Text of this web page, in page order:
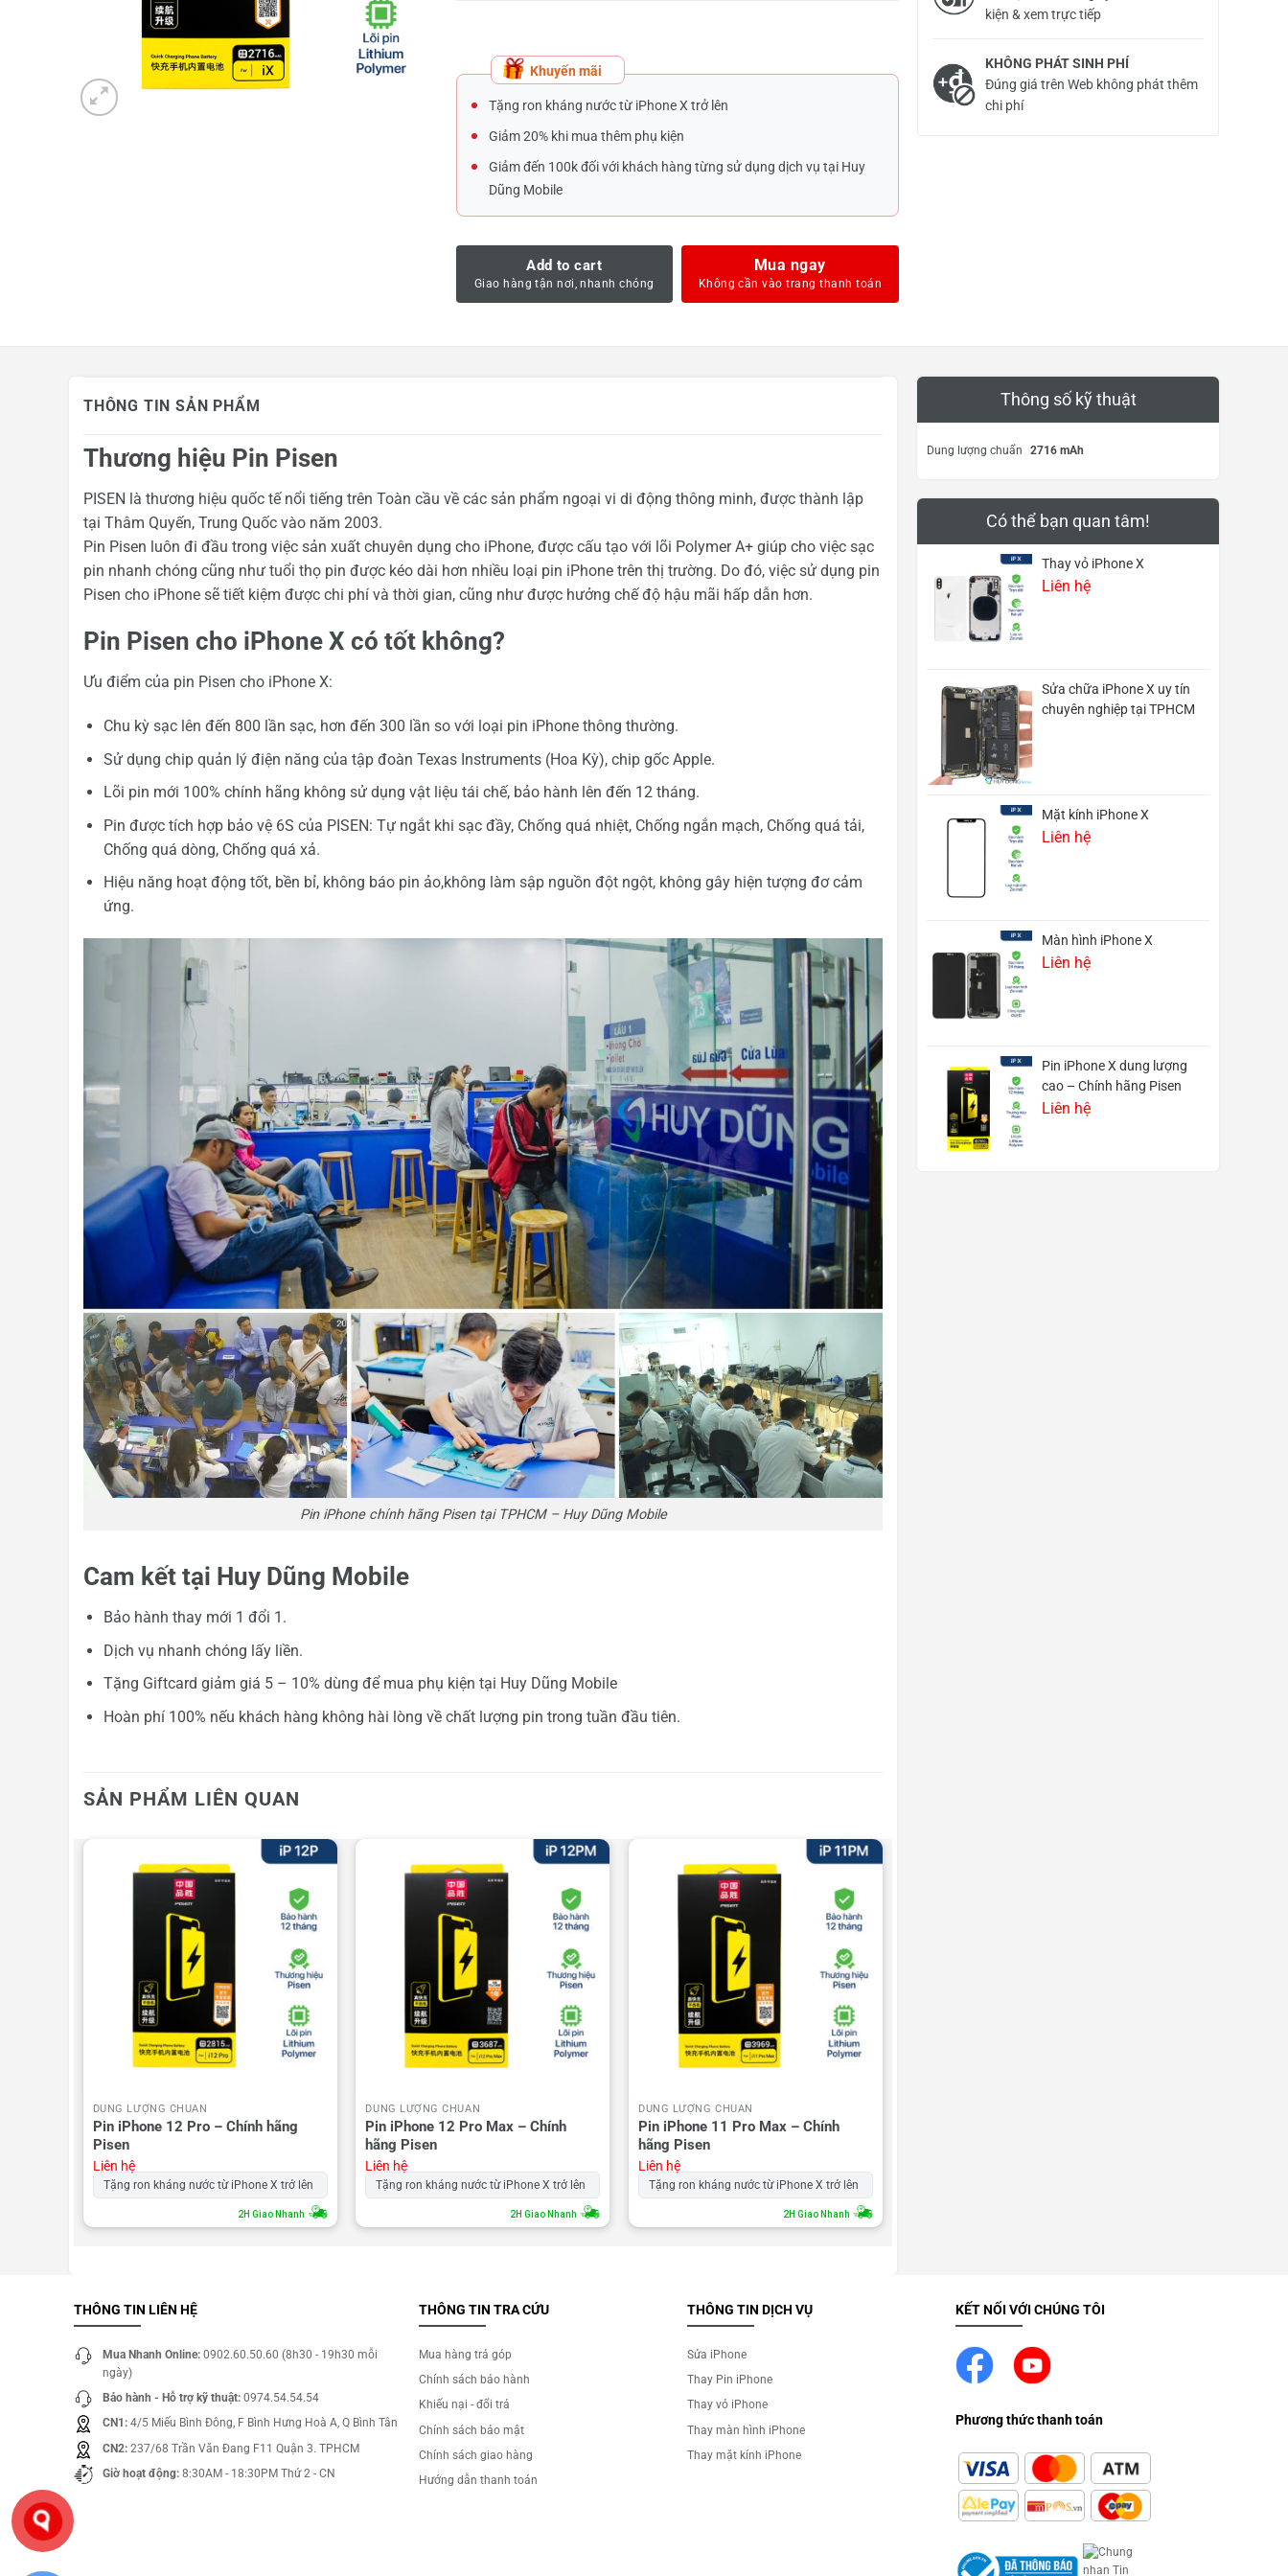
Mua hàng trả góp
Khuyến mãi
Add to cart Mua ngay
Khuyến mãi
Tặng ron kháng nước từ iPhone X trở lên
Giảm 20% khi mua thêm phụ kiện
Giảm đến 100k đối với khách hàng từng sử dụng dịch vụ tại Huy
Dũng Mobile
kiện & xem trực tiếp
KHÔNG PHÁT SINH PHÍ
Đúng giá trên Web không phát thêm
chi phí
THÔNG TIN SẢN PHẨM
Thương hiệu Pin Pisen
PISEN là thương hiệu quốc tế nổi tiếng trên Toàn cầu về các sản phẩm ngoại vi di động thông minh, được thành lập
tại Thâm Quyến, Trung Quốc vào năm 2003.
Pin Pisen luôn đi đầu trong việc sản xuất chuyên dụng cho iPhone, được cấu tạo với lõi Polymer A+ giúp cho việc sạc
pin nhanh chóng cũng như tuổi thọ pin được kéo dài hơn nhiều loại pin iPhone trên thị trường. Do đó, việc sử dụng pin
Pisen cho iPhone sẽ tiết kiệm được chi phí và thời gian, cũng như được hưởng chế độ hậu mãi hấp dẫn hơn.
Pin Pisen cho iPhone X có tốt không?
Ưu điểm của pin Pisen cho iPhone X:
Chu kỳ sạc lên đến 800 lần sạc, hơn đến 300 lần so với loại pin iPhone thông thường.
Sử dụng chip quản lý điện năng của tập đoàn Texas Instruments (Hoa Kỳ), chip gốc Apple.
Lõi pin mới 100% chính hãng không sử dụng vật liệu tái chế, bảo hành lên đến 12 tháng.
Pin được tích hợp bảo vệ 6S của PISEN: Tự ngắt khi sạc đầy, Chống quá nhiệt, Chống ngắn mạch, Chống quá tải,
Chống quá dòng, Chống quá xả.
Hiệu năng hoạt động tốt, bền bỉ, không báo pin ảo,không làm sập nguồn đột ngột, không gây hiện tượng đơ cảm
ứng.
Pin iPhone chính hãng Pisen tại TPHCM – Huy Dũng Mobile
Cam kết tại Huy Dũng Mobile
Bảo hành thay mới 1 đổi 1.
Dịch vụ nhanh chóng lấy liền.
Tặng Giftcard giảm giá 5 – 10% dùng để mua phụ kiện tại Huy Dũng Mobile
Hoàn phí 100% nếu khách hàng không hài lòng về chất lượng pin trong tuần đầu tiên.
SẢN PHẨM LIÊN QUAN
DUNG LƯỢNG CHUẨN
Pin iPhone 12 Pro – Chính hãng
Pisen
Liên hệ
Tặng ron kháng nước từ iPhone X trở lên
2H Giao Nhanh
DUNG LƯỢNG CHUẨN
Pin iPhone 12 Pro Max – Chính
hãng Pisen
Liên hệ
Tặng ron kháng nước từ iPhone X trở lên
2H Giao Nhanh
DUNG LƯỢNG CHUẨN
Pin iPhone 11 Pro Max – Chính
hãng Pisen
Liên hệ
Tặng ron kháng nước từ iPhone X trở lên
2H Giao Nhanh
Thông số kỹ thuật
Dung lượng chuẩn 2716 mAh
Có thể bạn quan tâm!
Thay vỏ iPhone X
Liên hệ
Sửa chữa iPhone X uy tín
chuyên nghiệp tại TPHCM
Mặt kính iPhone X
Liên hệ
Màn hình iPhone X
Liên hệ
Pin iPhone X dung lượng
cao – Chính hãng Pisen
Liên hệ
THÔNG TIN LIÊN HỆ
Mua Nhanh Online: 0902.60.50.60 (8h30 - 19h30 mỗi
ngày)
Bảo hành - Hỗ trợ kỹ thuật: 0974.54.54.54
CN1: 4/5 Miếu Bình Đông, F Bình Hưng Hoà A, Q Bình Tân
CN2: 237/68 Trần Văn Đang F11 Quận 3. TPHCM
Giờ hoạt động: 8:30AM - 18:30PM Thứ 2 - CN
THÔNG TIN TRA CỨU
Mua hàng trả góp
Chính sách bảo hành
Khiếu nại - đổi trả
Chính sách bảo mật
Chính sách giao hàng
Hướng dẫn thanh toán
THÔNG TIN DỊCH VỤ
Sửa iPhone
Thay Pin iPhone
Thay vỏ iPhone
Thay màn hình iPhone
Thay mặt kính iPhone
KẾT NỐI VỚI CHÚNG TÔI
Phương thức thanh toán